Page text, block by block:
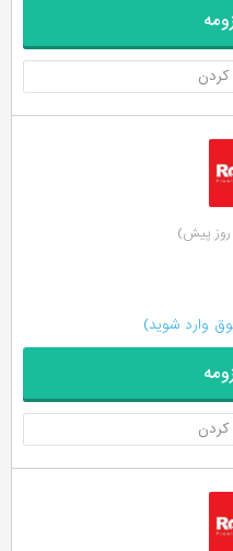
وارد شوید)